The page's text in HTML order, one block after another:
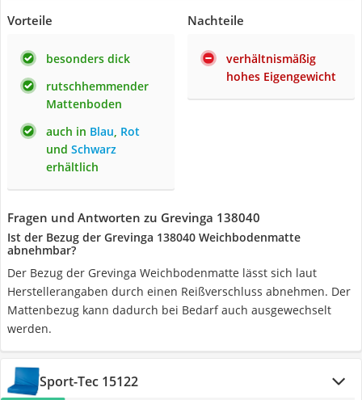
Vorteile
besonders dick
rutschhemmender
Mattenboden
auch in Blau, Rot
und Schwarz
erhältlich
Nachteile
verhältnismäßig
hohes Eigengewicht
Fragen und Antworten zu Grevinga 138040
Ist der Bezug der Grevinga 138040 Weichbodenmatte
abnehmbar?
Der Bezug der Grevinga Weichbodenmatte lässt sich laut
Herstellerangaben durch einen Reißverschluss abnehmen. Der
Mattenbezug kann dadurch bei Bedarf auch ausgewechselt
werden.
Sport-Tec 15122